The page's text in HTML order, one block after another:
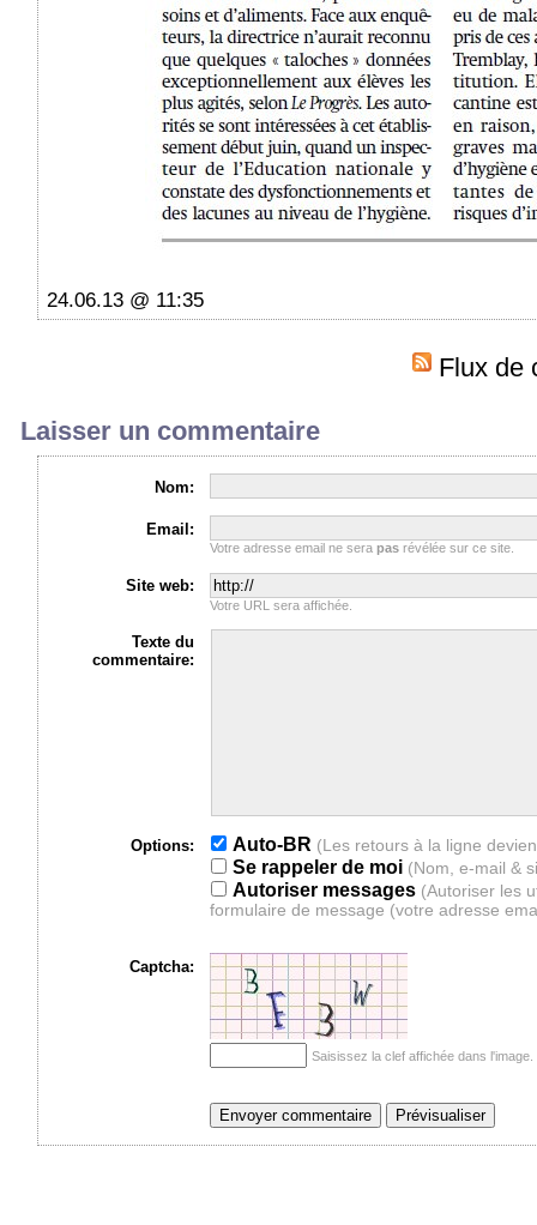
24.06.13 @ 11:35
Flux de
Laisser un commentaire
Nom:
Email:
Votre adresse email ne serapas révélée sur ce site.
Site web:
Votre URL sera affichée.
Texte du
commentaire:
Options:
Auto-BR
Se rappeler de moi (Nom, e-mail &
Autoriser messages (Autoriser les
formulaire de message (votre adresse
Captcha:
Saisissez la clef affichée dans